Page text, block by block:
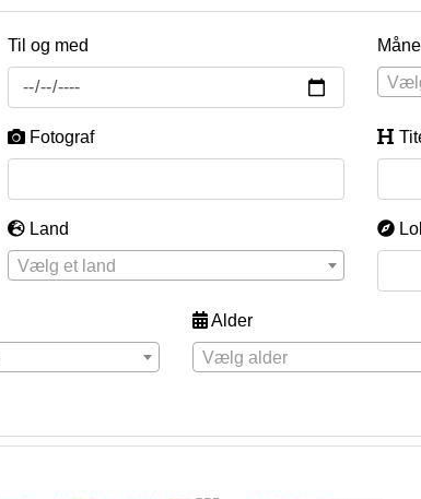
Til og med
Fotograf
Land
Vælg et land
Alder
Vælg alder